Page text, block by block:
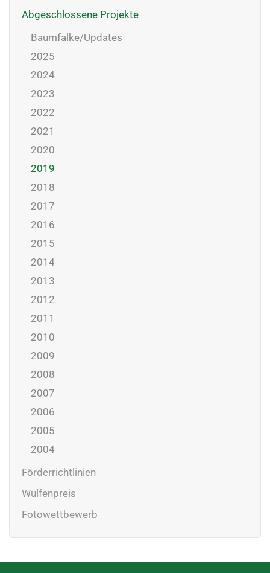
Abgeschlossene Projekte
Baumfalke/Updates
2025
2024
2023
2022
2021
2020
2019
2018
2017
2016
2015
2014
2013
2012
2011
2010
2009
2008
2007
2006
2005
2004
Förderrichtlinien
Wulfenpreis
Fotowettbewerb